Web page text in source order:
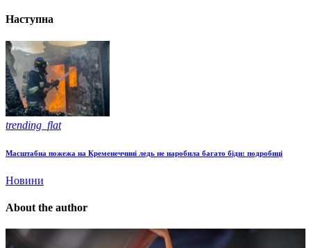
Наступна
trending_flat
Масштабна пожежа на Кременеччині ледь не наробила багато біди: подробиці
Новини
About the author